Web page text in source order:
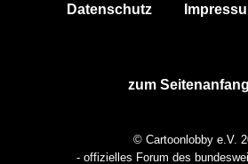
Datenschutz
zum Seitenanfang
© Cartoonlobby e.V.
- offizielles Forum des